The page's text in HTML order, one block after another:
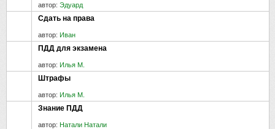
автор: Эдуард
Сдать на права
автор: Иван
ПДД для экзамена
автор: Илья М.
Штрафы
автор: Илья М.
Знание ПДД
автор: Натали Натали